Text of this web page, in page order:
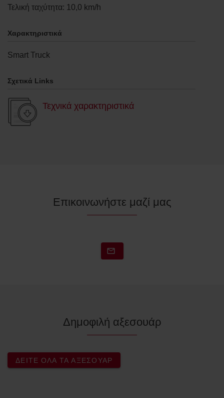
Τελική ταχύτητα: 10,0 km/h
Χαρακτηριστικά
Smart Truck
Σχετικά Links
Τεχνικά χαρακτηριστικά
Επικοινωνήστε μαζί μας
Δημοφιλή αξεσουάρ
ΔΕΊΤΕ ΌΛΑ ΤΑ ΑΞΕΣΟΥΆΡ